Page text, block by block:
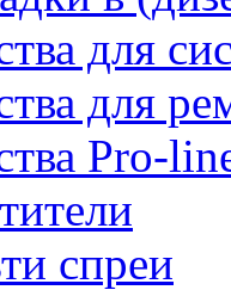
для
для
Pro-
спреи